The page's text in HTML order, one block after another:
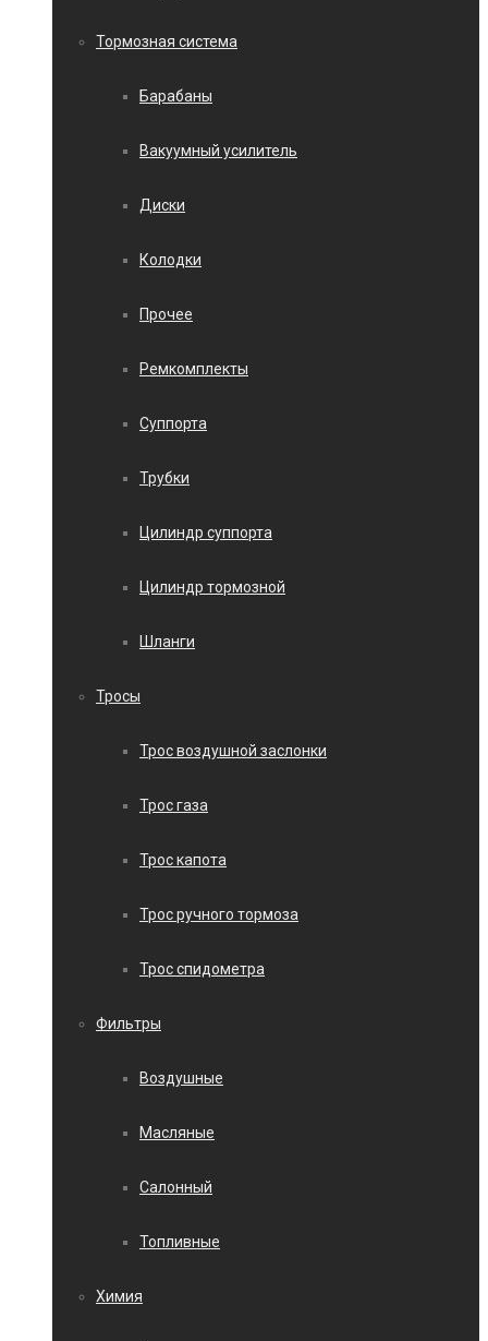
Тормозная система
Барабаны
Вакуумный усилитель
Диски
Колодки
Прочее
Ремкомплекты
Суппорта
Трубки
Цилиндр суппорта
Цилиндр тормозной
Шланги
Тросы
Трос воздушной заслонки
Трос газа
Трос капота
Трос ручного тормоза
Трос спидометра
Фильтры
Воздушные
Масляные
Салонный
Топливные
Химия